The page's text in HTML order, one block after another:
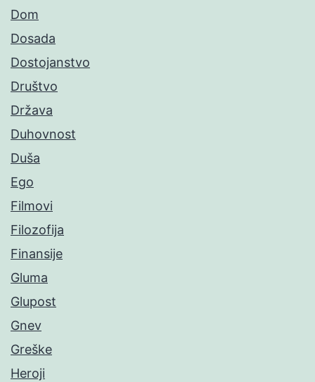
Dom
Dosada
Dostojanstvo
Društvo
Država
Duhovnost
Duša
Ego
Filmovi
Filozofija
Finansije
Gluma
Glupost
Gnev
Greške
Heroji